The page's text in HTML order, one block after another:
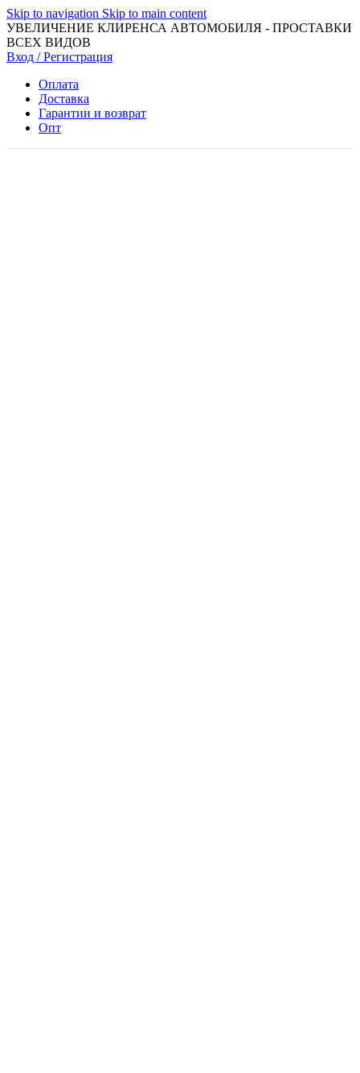
Skip to navigation Skip to main content
УВЕЛИЧЕНИЕ КЛИРЕНСА АВТОМОБИЛЯ - ПРОСТАВКИ
ВСЕХ ВИДОВ
Вход / Регистрация
Оплата
Доставка
Гарантии и возврат
Опт